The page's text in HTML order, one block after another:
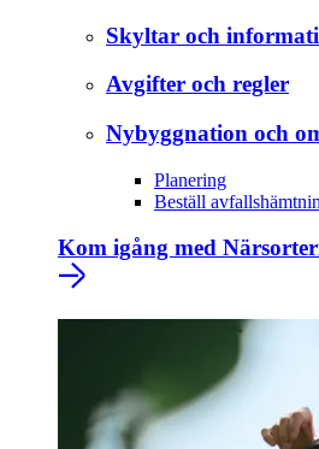
Skyltar och
Avgifter och regler
Nybyggnation och
Planering
Beställ
Kom igång med